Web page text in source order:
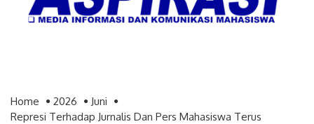
Home 2026
Juni
Represi Terhadap Jurnalis Dan Pers Mahasiswa Terus